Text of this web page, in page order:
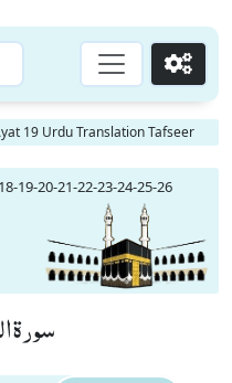
Go
19 Urdu Translation Tafseer
19-20-21-22-23-24-25-26
سورة